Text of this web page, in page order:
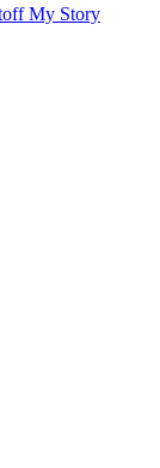
My Story